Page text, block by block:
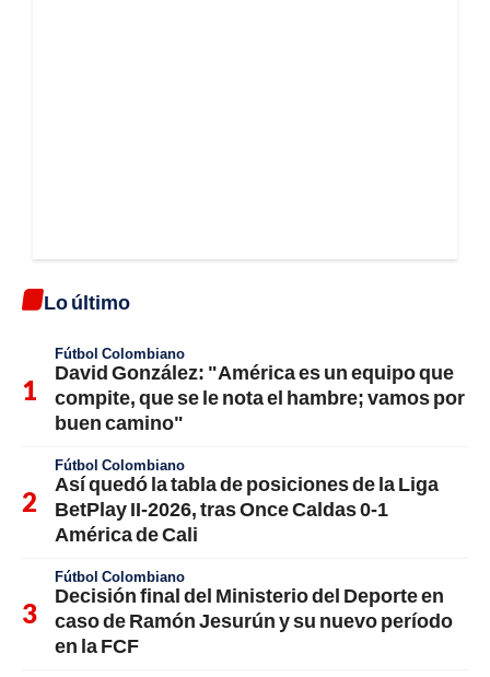
Lo último
Fútbol Colombiano
David González: "América es un equipo que
compite, que se le nota el hambre; vamos por
buen camino"
Fútbol Colombiano
Así quedó la tabla de posiciones de la Liga
BetPlay II-2026, tras Once Caldas 0-1
América de Cali
Fútbol Colombiano
Decisión final del Ministerio del Deporte en
caso de Ramón Jesurún y su nuevo período
en la FCF